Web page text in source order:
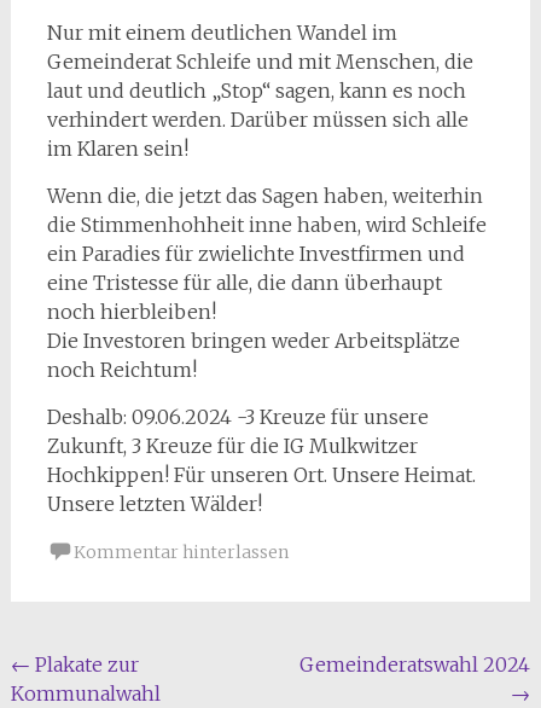
Nur mit einem deutlichen Wandel im
Gemeinderat Schleife und mit Menschen, die
laut und deutlich „Stop“ sagen, kann es noch
verhindert werden. Darüber müssen sich alle
im Klaren sein!
Wenn die, die jetzt das Sagen haben, weiterhin
die Stimmenhohheit inne haben, wird Schleife
ein Paradies für zwielichte Investfirmen und
eine Tristesse für alle, die dann überhaupt
noch hierbleiben!
Die Investoren bringen weder Arbeitsplätze
noch Reichtum!
Deshalb: 09.06.2024 -3 Kreuze für unsere
Zukunft, 3 Kreuze für die IG Mulkwitzer
Hochkippen! Für unseren Ort. Unsere Heimat.
Unsere letzten Wälder!
Kommentar hinterlassen
Beitragsnavigation
← Plakate zur
Kommunalwahl
Gemeinderatswahl 2024
→